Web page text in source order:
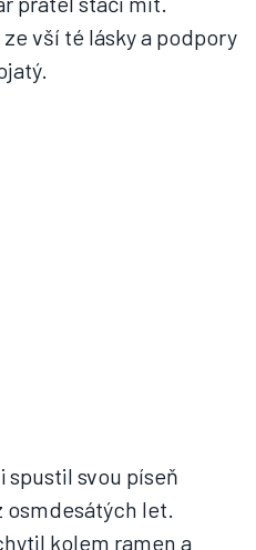
vší té lásky a podpory
spustil svou píseň
osmdesátých let.
kolem ramen a